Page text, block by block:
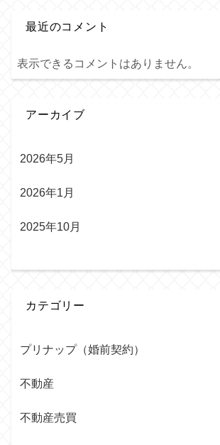
最近のコメント
表示できるコメントはありません。
アーカイブ
2026年5月
2026年1月
2025年10月
カテゴリー
プリナップ（婚前契約）
不動産
不動産売買